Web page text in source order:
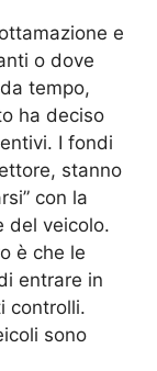
e
o dove
tempo,
ha deciso
I fondi
stanno
con la
del veicolo.
è che le
entrare in
controlli.
sono